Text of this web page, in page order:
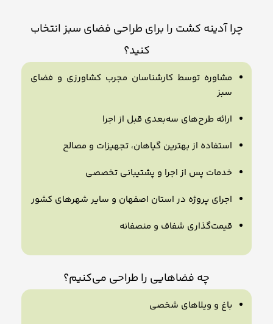
چرا آدینه کشت را برای طراحی فضای سبز انتخاب
کنید؟
مشاوره توسط کارشناسان مجرب کشاورزی و فضای
سبز
ارائه طرح‌های سه‌بعدی قبل از اجرا
استفاده از بهترین گیاهان، تجهیزات و مصالح
خدمات پس از اجرا و پشتیبانی تخصصی
اجرای پروژه در استان اصفهان و سایر شهرهای کشور
قیمت‌گذاری شفاف و منصفانه
چه فضاهایی را طراحی می‌کنیم؟
باغ و ویلاهای شخصی